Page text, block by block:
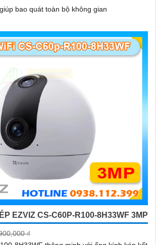
bao quát toàn bộ không gian
EZVIZ CS-C60P-R100-8H33WF 3MP
₫